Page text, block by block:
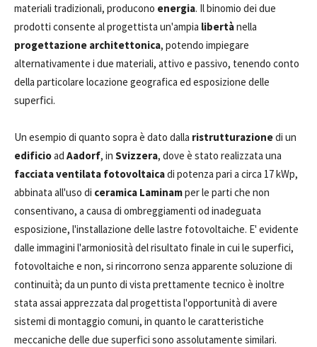
materiali tradizionali, producono energia. Il binomio dei due
prodotti consente al progettista un'ampia libertànella
progettazione architettonica, potendo impiegare
alternativamente i due materiali, attivo e passivo, tenendo conto
della particolare locazione geografica ed esposizione delle
superfici.
Un esempio di quanto sopra è dato dalla ristrutturazionedi un
edificioad Aadorf, in Svizzera, dove è stato realizzata una
facciata ventilata fotovoltaicadi potenza pari a circa 17 kWp,
abbinata all'uso di ceramica Laminamper le parti che non
consentivano, a causa di ombreggiamenti od inadeguata
esposizione, l'installazione delle lastre fotovoltaiche. E' evidente
dalle immagini l'armoniosità del risultato finale in cui le superfici,
fotovoltaiche e non, si rincorrono senza apparente soluzione di
continuità; da un punto di vista prettamente tecnico è inoltre
stata assai apprezzata dal progettista l'opportunità di avere
sistemi di montaggio comuni, in quanto le caratteristiche
meccaniche delle due superfici sono assolutamente similari.